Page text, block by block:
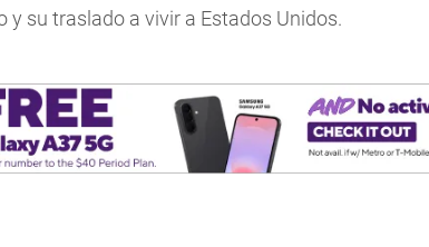
y su traslado a vivir a Estados Unidos.